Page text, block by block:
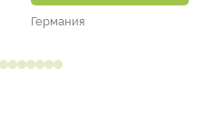
Германия